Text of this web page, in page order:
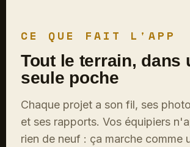
CE QUE FAIT L'APP
Tout le terrain, dans
seule poche
Chaque projet a son fil, ses
et ses rapports. Vos équipiers
rien de neuf : ça marche comme